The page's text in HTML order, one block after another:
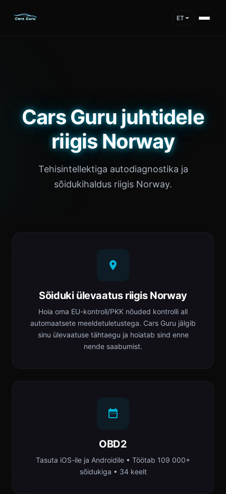
ET
Cars Guru juhtidele
riigis Norway
Tehisintellektiga autodiagnostika ja
sõidukihaldus riigis Norway.
Sõiduki ülevaatus riigis Norway
Hoia oma EU-kontroll/PKK nõuded kontrolli all
automaatsete meeldetuletustega. Cars Guru jälgib
sinu ülevaatuse tähtaegu ja hoiatab sind enne
nende saabumist.
OBD2
Tasuta iOS-ile ja Androidile • Töötab 109 000+
sõidukiga • 34 keelt